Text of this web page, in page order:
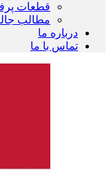
قطعات
مطالب
درباره ما
تماس با ما